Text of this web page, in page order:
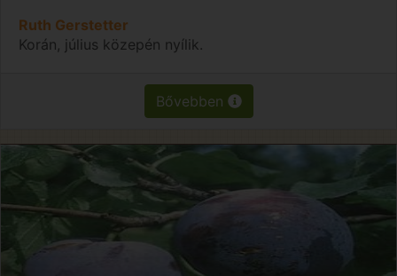
Ruth Gerstetter
Korán, július közepén nyílik.
Bővebben